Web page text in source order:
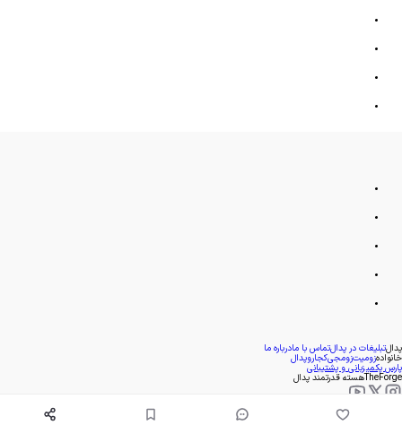
پدالتبلیغات در پدالتماس با مادرباره ما
خانوادهزومیتزومجیکجاروپدال
پارس پکمیزبانی و پشتیبانی
TheForgeهسته قدرتمند پدال
- 1393 . کپی بخش یا کل هر کدام از مطالب پدال تنها با کسب مجوز مکتوب امکان پذیر است.